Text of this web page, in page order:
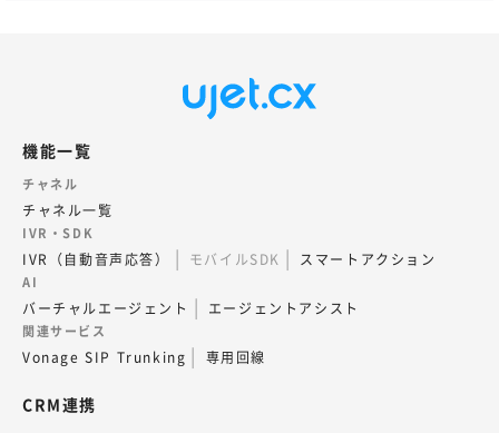
機能一覧
チャネル
チャネル一覧
IVR・SDK
IVR（自動音声応答） モバイルSDK スマートアクション
AI
バーチャルエージェント エージェントアシスト
関連サービス
Vonage SIP Trunking 専用回線
CRM連携